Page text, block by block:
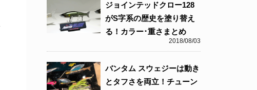
2018/08/03
ジョインテッドクロー128
がS字系の歴史を塗り替え
る！カラー･重さまとめ
バンタム スウェジーは動き
とタフさを両立！チューン